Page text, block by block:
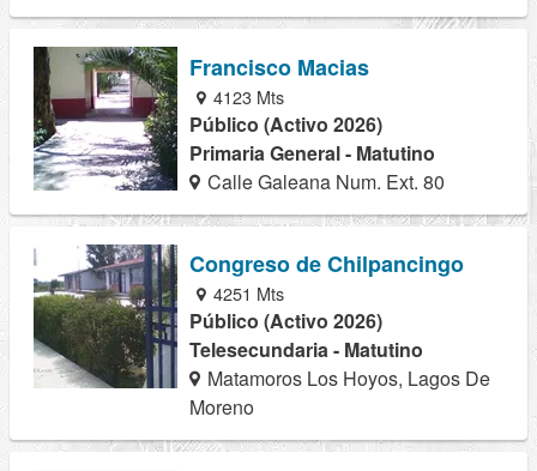
Francisco Macias
4123 Mts
Público (Activo 2026)
Primaria General - Matutino
Calle Galeana Num. Ext. 80
Congreso de Chilpancingo
4251 Mts
Público (Activo 2026)
Telesecundaria - Matutino
Matamoros Los Hoyos, Lagos De
Moreno